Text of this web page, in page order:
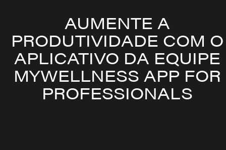
AUMENTE A
PRODUTIVIDADE COM O
APLICATIVO DA EQUIPE
MYWELLNESS APP FOR
PROFESSIONALS